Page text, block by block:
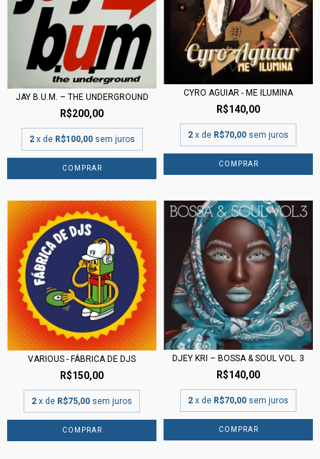
JAY B.U.M. – THE UNDERGROUND
R$200,00
2 x de R$100,00 sem juros
CYRO AGUIAR - ME ILUMINA
R$140,00
2 x de R$70,00 sem juros
VARIOUS - FÁBRICA DE DJS
R$150,00
2 x de R$75,00 sem juros
DJEY KRI – BOSSA & SOUL VOL. 3
R$140,00
2 x de R$70,00 sem juros